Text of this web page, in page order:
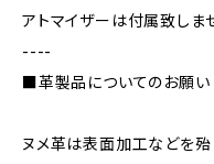
アトマイザーは付属致しま
----
■革製品についてのお願い
ヌメ革は表面加工などを